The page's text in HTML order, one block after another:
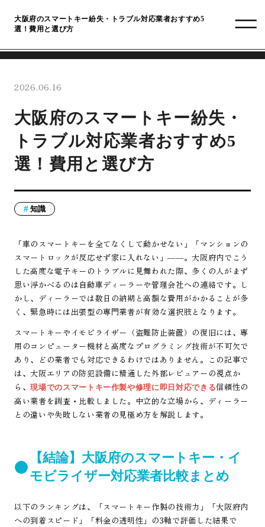
大阪府のスマートキー紛失・トラブル対応業者おすすめ5
選！費用と選び方
2026.06.16
大阪府のスマートキー紛失・
トラブル対応業者おすすめ5
選！費用と選び方
知識
「車のスマートキーを全てなくして動かせない」「マンションの
スマートロックが反応せず家に入れない」――。大阪府内でこう
した高度な電子キーのトラブルに見舞われた際、多くの人がまず
思い浮かべるのは自動車ディーラーや管理会社への連絡です。し
かし、ディーラーでは数日の納期と高額な費用がかかることが多
く、緊急時には出張型の専門業者が有効な選択肢となります。
スマートキーやイモビライザー（盗難防止装置）の復旧には、専
用のコンピューター機材と高度なプログラミング技術が不可欠で
あり、どの業者でも対応できるわけではありません。この記事で
は、大阪エリアの防犯設備に精通した外部レビュアーの視点か
ら、現場でのスマートキー作製や修理に即日対応できる信頼性の
高い業者を調査・比較しました。中立的な立場から、ディーラー
との違いや失敗しない業者の見極め方を解説します。
【結論】大阪府のスマートキー・イ
モビライザー対応業者比較まとめ
以下のランキングは、「スマートキー作製の技術力」「大阪府内
への到着スピード」「料金の透明性」の3軸で評価した結果で